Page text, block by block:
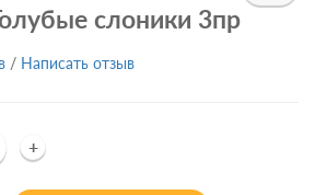
слоники 3пр
/ Написать отзыв
+